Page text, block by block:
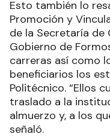
Esto también lo
Promoción y
de la Secretaría de
Gobierno de
carreras así como
beneficiarios los
Politécnico. “Ellos
traslado a la
almuerzo y, a los
señaló.